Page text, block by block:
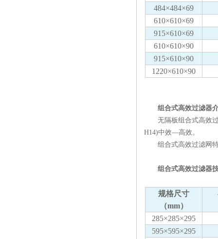
484×484×69
610×610×69
915×610×69
610×610×90
915×610×90
1220×610×90
组合式高效过滤器
无隔板组合式高效过
H14)中效—高效。
组合式高效过滤网特
组合式高效过滤器
规格尺寸
（mm）
285×285×295
595×595×295